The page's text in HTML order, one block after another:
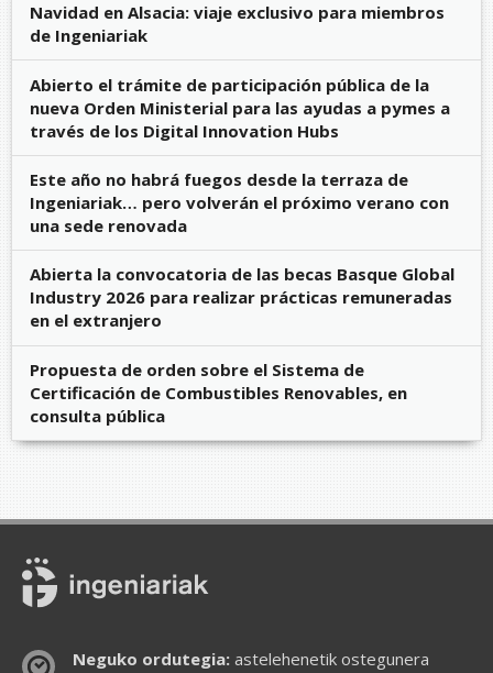
Navidad en Alsacia: viaje exclusivo para miembros
de Ingeniariak
Abierto el trámite de participación pública de la
nueva Orden Ministerial para las ayudas a pymes a
través de los Digital Innovation Hubs
Este año no habrá fuegos desde la terraza de
Ingeniariak… pero volverán el próximo verano con
una sede renovada
Abierta la convocatoria de las becas Basque Global
Industry 2026 para realizar prácticas remuneradas
en el extranjero
Propuesta de orden sobre el Sistema de
Certificación de Combustibles Renovables, en
consulta pública
Neguko ordutegia:astelehenetik ostegunera